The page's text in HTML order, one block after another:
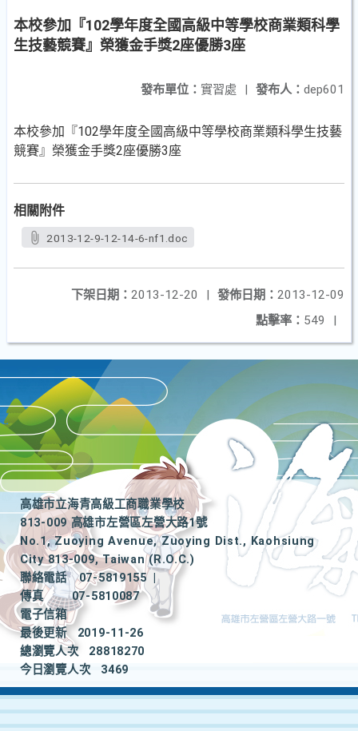
本校參加『102學年度全國高級中等學校商業類科學
生技藝競賽』榮獲金手獎2座優勝3座
發布人： dep601
發布單位： 實習處 |
本校參加『102學年度全國高級中等學校商業類科學生技藝
競賽』榮獲金手獎2座優勝3座
相關附件
2013-12-9-12-14-6-nf1.doc
發佈日期： 2013-12-09
下架日期： 2013-12-20
|
點擊率： 549 |
高雄市立海青高級工商職業學校
813-009 高雄市左營區左營大路1號
No.1, Zuoying Avenue, Zuoying Dist., Kaohsiung
City 813-009, Taiwan (R.O.C.)
聯絡電話
07-5819155
|
傳真
07-5810087
電子信箱
最後更新
2019-11-26
總瀏覽人次
28818270
今日瀏覽人次
3469